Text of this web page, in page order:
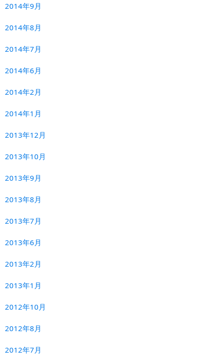
2014年9月
2014年8月
2014年7月
2014年6月
2014年2月
2014年1月
2013年12月
2013年10月
2013年9月
2013年8月
2013年7月
2013年6月
2013年2月
2013年1月
2012年10月
2012年8月
2012年7月